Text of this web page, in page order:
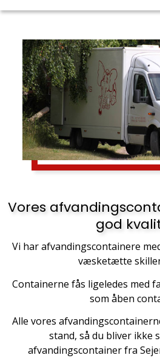
Vores
god
Vi har afvandingscontainere
væsketætte
Containerne fås ligeledes med
som åben
Alle vores
stand, så du bliver ikke
afvandingscontainer fra